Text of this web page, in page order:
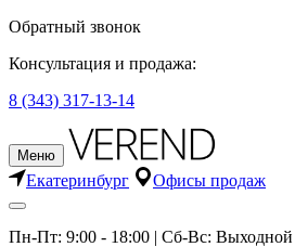
Обратный звонок
Консультация и продажа:
8 (343) 317-13-14
Меню
Екатеринбург Офисы продаж
Пн-Пт: 9:00 - 18:00 | Сб-Вс: Выходной